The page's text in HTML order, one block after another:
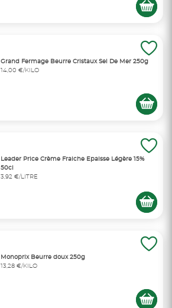
Grand Fermage Beurre Cristaux Sel De Mer 250g
14,00 €/KILO
Leader Price Crème Fraiche Epaisse Légère 15%
50cl
3,92 €/LITRE
Monoprix Beurre doux 250g
13,28 €/KILO